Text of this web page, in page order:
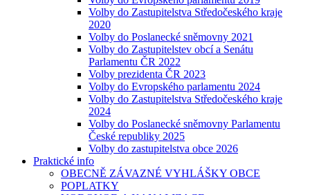
Volby do Zastupitelstva Středočeského kraje
2020
Volby do Poslanecké sněmovny 2021
Volby do Zastupitelstev obcí a Senátu
Parlamentu ČR 2022
Volby prezidenta ČR 2023
Volby do Evropského parlamentu 2024
Volby do Zastupitelstva Středočeského kraje
2024
Volby do Poslanecké sněmovny Parlamentu
České republiky 2025
Volby do zastupitelstva obce 2026
Praktické info
OBECNĚ ZÁVAZNÉ VYHLÁŠKY OBCE
POPLATKY